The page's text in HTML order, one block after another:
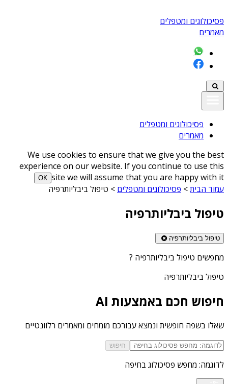
פסיכולוגים ומטפלים
מאמרים
פסיכולוגים ומטפלים
מאמרים
We use cookies to ensure that we give you the best
experience on our website. If you continue to use this
site we will assume that you are happy with it
ОК
עמוד הבית> פסיכולוגים ומטפלים > טיפול ביבליותרפיה
טיפול ביבליותרפיה
טיפול ביבליותרפיה
מחפשים טיפול ביבליותרפיה ?
טיפול ביבליותרפיה
חיפוש חכם באמצעות AI
שאלו בשפה חופשית ונמצא עבורכם מומחים ומאמרים רלוונטיים
חיפוש
לדוגמה: מחפש פסיכולוג בחיפה